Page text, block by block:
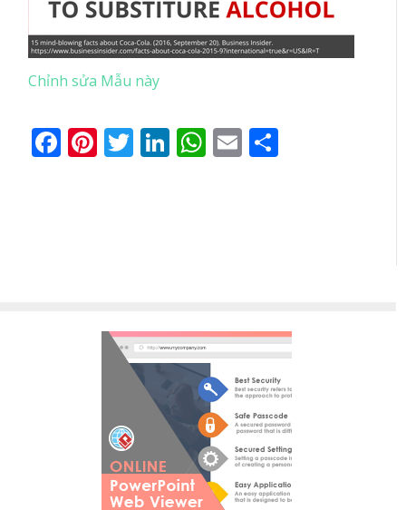
Chỉnh sửa Mẫu này
Facebook
Pinterest
Twitter
LinkedIn
WhatsApp
Email